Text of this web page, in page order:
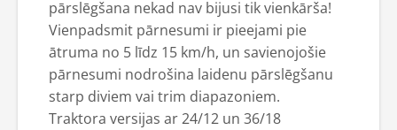
pārslēgšana nekad nav bijusi tik vienkārša!
Vienpadsmit pārnesumi ir pieejami pie
ātruma no 5 līdz 15 km/h, un savienojošie
pārnesumi nodrošina laidenu pārslēgšanu
starp diviem vai trim diapazoniem.
Traktora versijas ar 24/12 un 36/18